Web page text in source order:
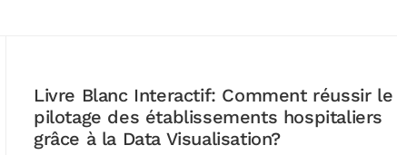
Livre Blanc Interactif: Comment réussir le
pilotage des établissements hospitaliers
grâce à la Data Visualisation?